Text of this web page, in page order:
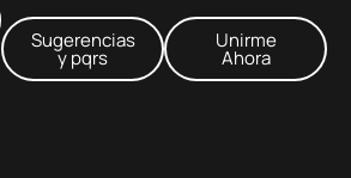
Sugerencias
y pqrs
Unirme
Ahora